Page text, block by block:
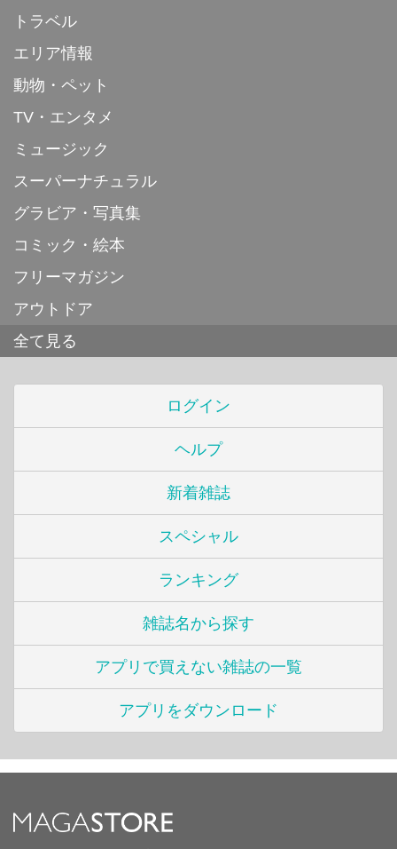
トラベル
エリア情報
動物・ペット
TV・エンタメ
ミュージック
スーパーナチュラル
グラビア・写真集
コミック・絵本
フリーマガジン
アウトドア
全て見る
ログイン
ヘルプ
新着雑誌
スペシャル
ランキング
雑誌名から探す
アプリで買えない雑誌の一覧
アプリをダウンロード